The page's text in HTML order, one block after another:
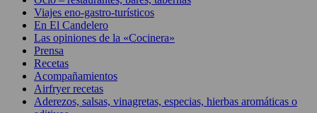
Viajes eno-gastro-turísticos
En El Candelero
Las opiniones de la «Cocinera»
Prensa
Recetas
Acompañamientos
Airfryer recetas
Aderezos, salsas, vinagretas, especias, hierbas aromáticas o